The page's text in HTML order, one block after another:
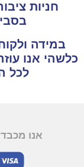
חניות
במידה
כלשהי אנו
לכל
אנו